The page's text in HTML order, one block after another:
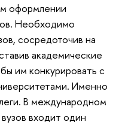
оформлении
Необходимо
сосредоточив на
академические
им конкурировать с
Именно
В международном
входит один